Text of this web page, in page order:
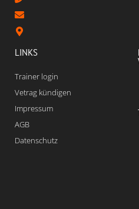
LINKS
Trainer login
Vetrag kündigen
Impressum
AGB
Datenschutz